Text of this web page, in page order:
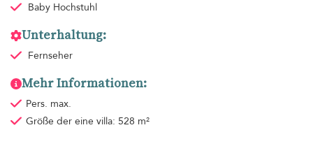
Baby Hochstuhl
Unterhaltung:
Fernseher
Mehr Informationen:
Pers. max.
Größe der eine villa: 528 m²